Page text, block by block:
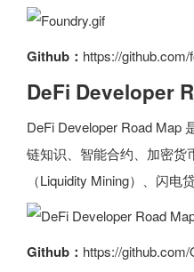
Github： https://
DeFi Developer
DeFi Developer Road Map
链知识、智能合约、加密货
（Liquidity Mining）、闪
Github： https://